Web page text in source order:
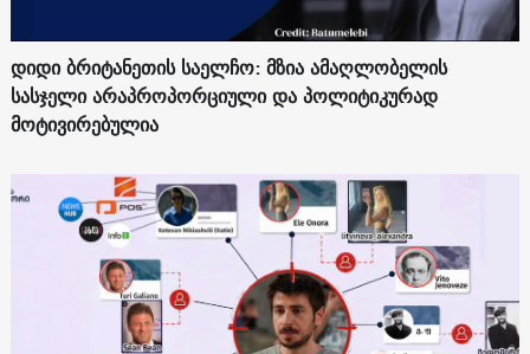
დიდი ბრიტანეთის საელჩო: მზია ამაღლობელის
სასჯელი არაპროპორციული და პოლიტიკურად
მოტივირებულია